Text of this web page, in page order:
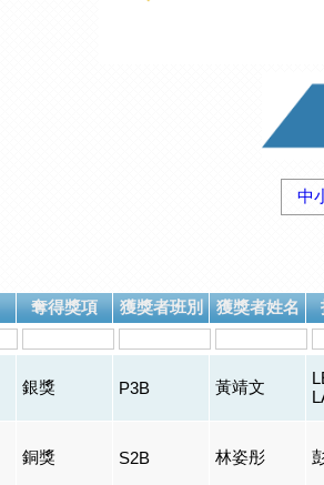
中
奪得獎項 獲獎者班別 獲獎者姓名
銀獎 P3B 黃靖文
銅獎 S2B 林姿彤